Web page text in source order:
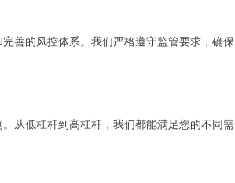
善的风控体系。我们严格遵守监管要求，确保
从低杠杆到高杠杆，我们都能满足您的不同需